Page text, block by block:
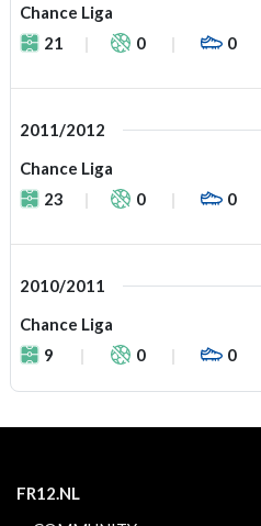
Chance Liga
21
0 0
2011/2012
Chance Liga
23
0 0
2010/2011
Chance Liga
9
0 0
FR12.NL